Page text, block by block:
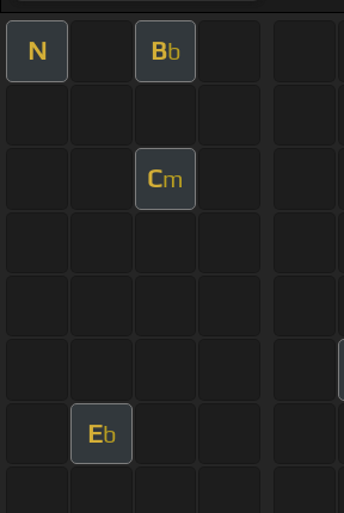
N Bb
Cm
Eb